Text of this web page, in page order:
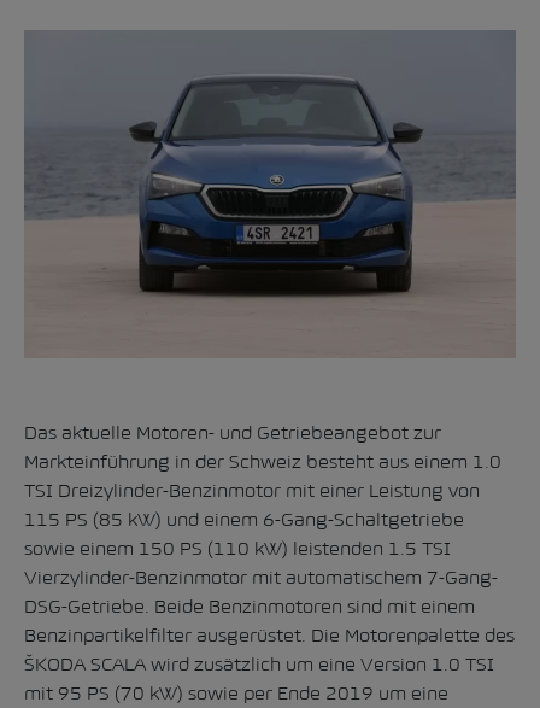
Das aktuelle Motoren- und Getriebeangebot zur
Markteinführung in der Schweiz besteht aus einem 1.0
TSI Dreizylinder-Benzinmotor mit einer Leistung von
115 PS (85 kW) und einem 6-Gang-Schaltgetriebe
sowie einem 150 PS (110 kW) leistenden 1.5 TSI
Vierzylinder-Benzinmotor mit automatischem 7-Gang-
DSG-Getriebe. Beide Benzinmotoren sind mit einem
Benzinpartikelfilter ausgerüstet. Die Motorenpalette des
ŠKODA SCALA wird zusätzlich um eine Version 1.0 TSI
mit 95 PS (70 kW) sowie per Ende 2019 um eine